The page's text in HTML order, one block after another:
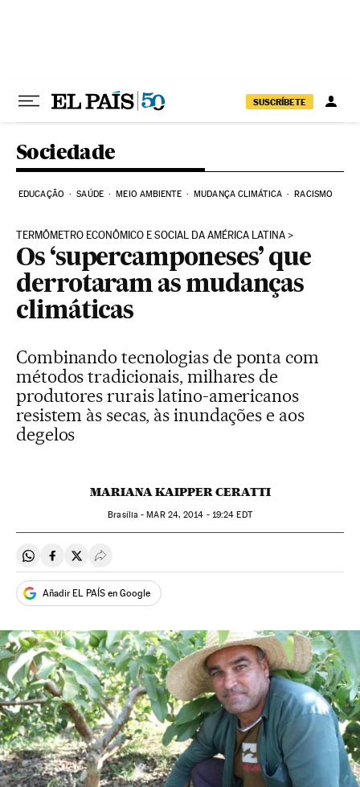
SUSCRÍBETE
Sociedade
EDUCAÇÃO SAÚDE MEIO AMBIENTE MUDANÇA CLIMÁTICA RACISMO
TERMÔMETRO ECONÔMICO E SOCIAL DA AMÉRICA LATINA
Os ‘supercamponeses’ que
derrotaram as mudanças
climáticas
Combinando tecnologias de ponta com
métodos tradicionais, milhares de
produtores rurais latino-americanos
resistem às secas, às inundações e aos
degelos
MARIANA KAIPPER CERATTI
Brasília -MAR24, 2014 - 19:24 EDT
Compartir en Whatsapp
Compartir en Facebook
Compartir en Twitter
Desplegar Redes Sociales
Añadir EL PAÍS en Google